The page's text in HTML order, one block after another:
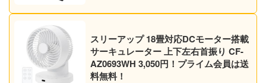
スリーアップ 18畳対応DCモーター搭載
サーキュレーター 上下左右首振り CF-
AZ0693WH 3,050円！プライム会員は送
料無料！